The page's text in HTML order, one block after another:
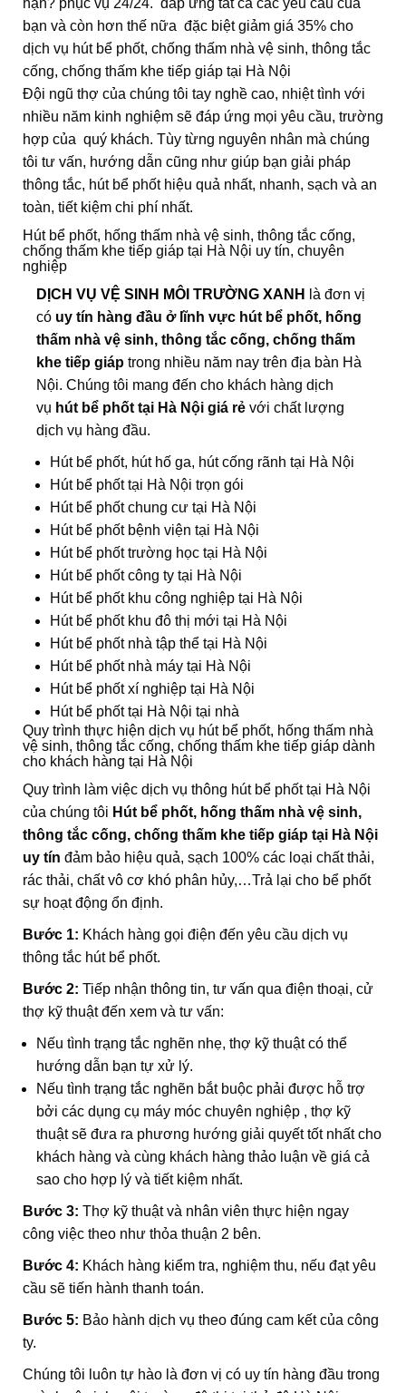
bạn và còn hơn thế nữa đặc biệt giảm giá 35% cho
dịch vụ hút bể phốt, chống thấm nhà vệ sinh, thông tắc
cống, chống thấm khe tiếp giáp tại Hà Nội
Đội ngũ thợ của chúng tôi tay nghề cao, nhiệt tình với
nhiều năm kinh nghiệm sẽ đáp ứng mọi yêu cầu, trường
hợp của quý khách. Tùy từng nguyên nhân mà chúng
tôi tư vấn, hướng dẫn cũng như giúp bạn giải pháp
thông tắc, hút bể phốt hiệu quả nhất, nhanh, sạch và an
toàn, tiết kiệm chi phí nhất.
Hút bể phốt, hống thấm nhà vệ sinh, thông tắc cống,
chống thấm khe tiếp giáp tại Hà Nội uy tín, chuyên
nghiệp
DỊCH VỤ VỆ SINH MÔI TRƯỜNG XANH
là đơn vị
có uy tín hàng đầu ở lĩnh vực hút bể phốt, hống
thấm nhà vệ sinh, thông tắc cống, chống thấm
khe tiếp giáp trong nhiều năm nay trên địa bàn Hà
Nội. Chúng tôi mang đến cho khách hàng dịch
vụ hút bể phốt tại Hà Nội giá rẻ với chất lượng
dịch vụ hàng đầu.
Hút bể phốt, hút hố ga, hút cống rãnh tại Hà Nội
Hút bể phốt tại Hà Nội trọn gói
Hút bể phốt chung cư tại Hà Nội
Hút bể phốt bệnh viện tại Hà Nội
Hút bể phốt trường học tại Hà Nội
Hút bể phốt công ty tại Hà Nội
Hút bể phốt khu công nghiệp tại Hà Nội
Hút bể phốt khu đô thị mới tại Hà Nội
Hút bể phốt nhà tập thể tại Hà Nội
Hút bể phốt nhà máy tại Hà Nội
Hút bể phốt xí nghiệp tại Hà Nội
Hút bể phốt tại Hà Nội tại nhà
Quy trình thực hiện dịch vụ hút bể phốt, hống thấm nhà
vệ sinh, thông tắc cống, chống thấm khe tiếp giáp dành
cho khách hàng tại Hà Nội
Quy trình làm việc dịch vụ thông hút bể phốt tại Hà Nội
của chúng tôi Hút bể phốt, hống thấm nhà vệ sinh,
thông tắc cống, chống thấm khe tiếp giáp tại Hà Nội
uy tín đảm bảo hiệu quả, sạch 100% các loại chất thải,
rác thải, chất vô cơ khó phân hủy,…Trả lại cho bể phốt
sự hoạt động ổn định.
Bước 1: Khách hàng gọi điện đến yêu cầu dịch vụ
thông tắc hút bể phốt.
Bước 2: Tiếp nhận thông tin, tư vấn qua điện thoại, cử
thợ kỹ thuật đến xem và tư vấn:
Nếu tình trạng tắc nghẽn nhẹ, thợ kỹ thuật có thể
hướng dẫn bạn tự xử lý.
Nếu tình trạng tắc nghẽn bắt buộc phải được hỗ trợ
bởi các dụng cụ máy móc chuyên nghiệp , thợ kỹ
thuật sẽ đưa ra phương hướng giải quyết tốt nhất cho
khách hàng và cùng khách hàng thảo luận về giá cả
sao cho hợp lý và tiết kiệm nhất.
Bước 3: Thợ kỹ thuật và nhân viên thực hiện ngay
công việc theo như thỏa thuận 2 bên.
Bước 4: Khách hàng kiểm tra, nghiệm thu, nếu đạt yêu
cầu sẽ tiến hành thanh toán.
Bước 5: Bảo hành dịch vụ theo đúng cam kết của công
ty.
Chúng tôi luôn tự hào là đơn vị có uy tín hàng đầu trong